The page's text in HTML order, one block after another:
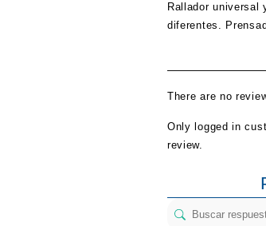
Rallador universal
diferentes.
There are no
Only logged in
review.